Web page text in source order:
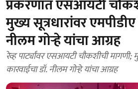
प्रकरणात एसआयटी
मुख्य सूत्रधारांवर
नीलम गोऱ्हे यांचा आग्रह
रेव्ह पार्ट्यांवर एसआयटी चौकशीची मागणी;
कारवाईचा डॉ. नीलम गोऱ्हे यांचा आग्रह